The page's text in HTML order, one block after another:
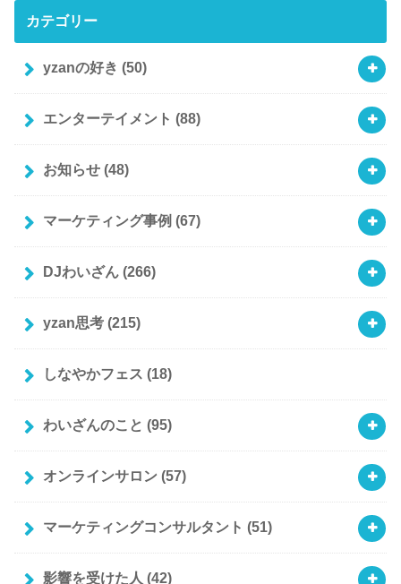
カテゴリー
yzanの好き (50)
エンターテイメント (88)
お知らせ (48)
マーケティング事例 (67)
DJわいざん (266)
yzan思考 (215)
しなやかフェス (18)
わいざんのこと (95)
オンラインサロン (57)
マーケティングコンサルタント (51)
影響を受けた人 (42)